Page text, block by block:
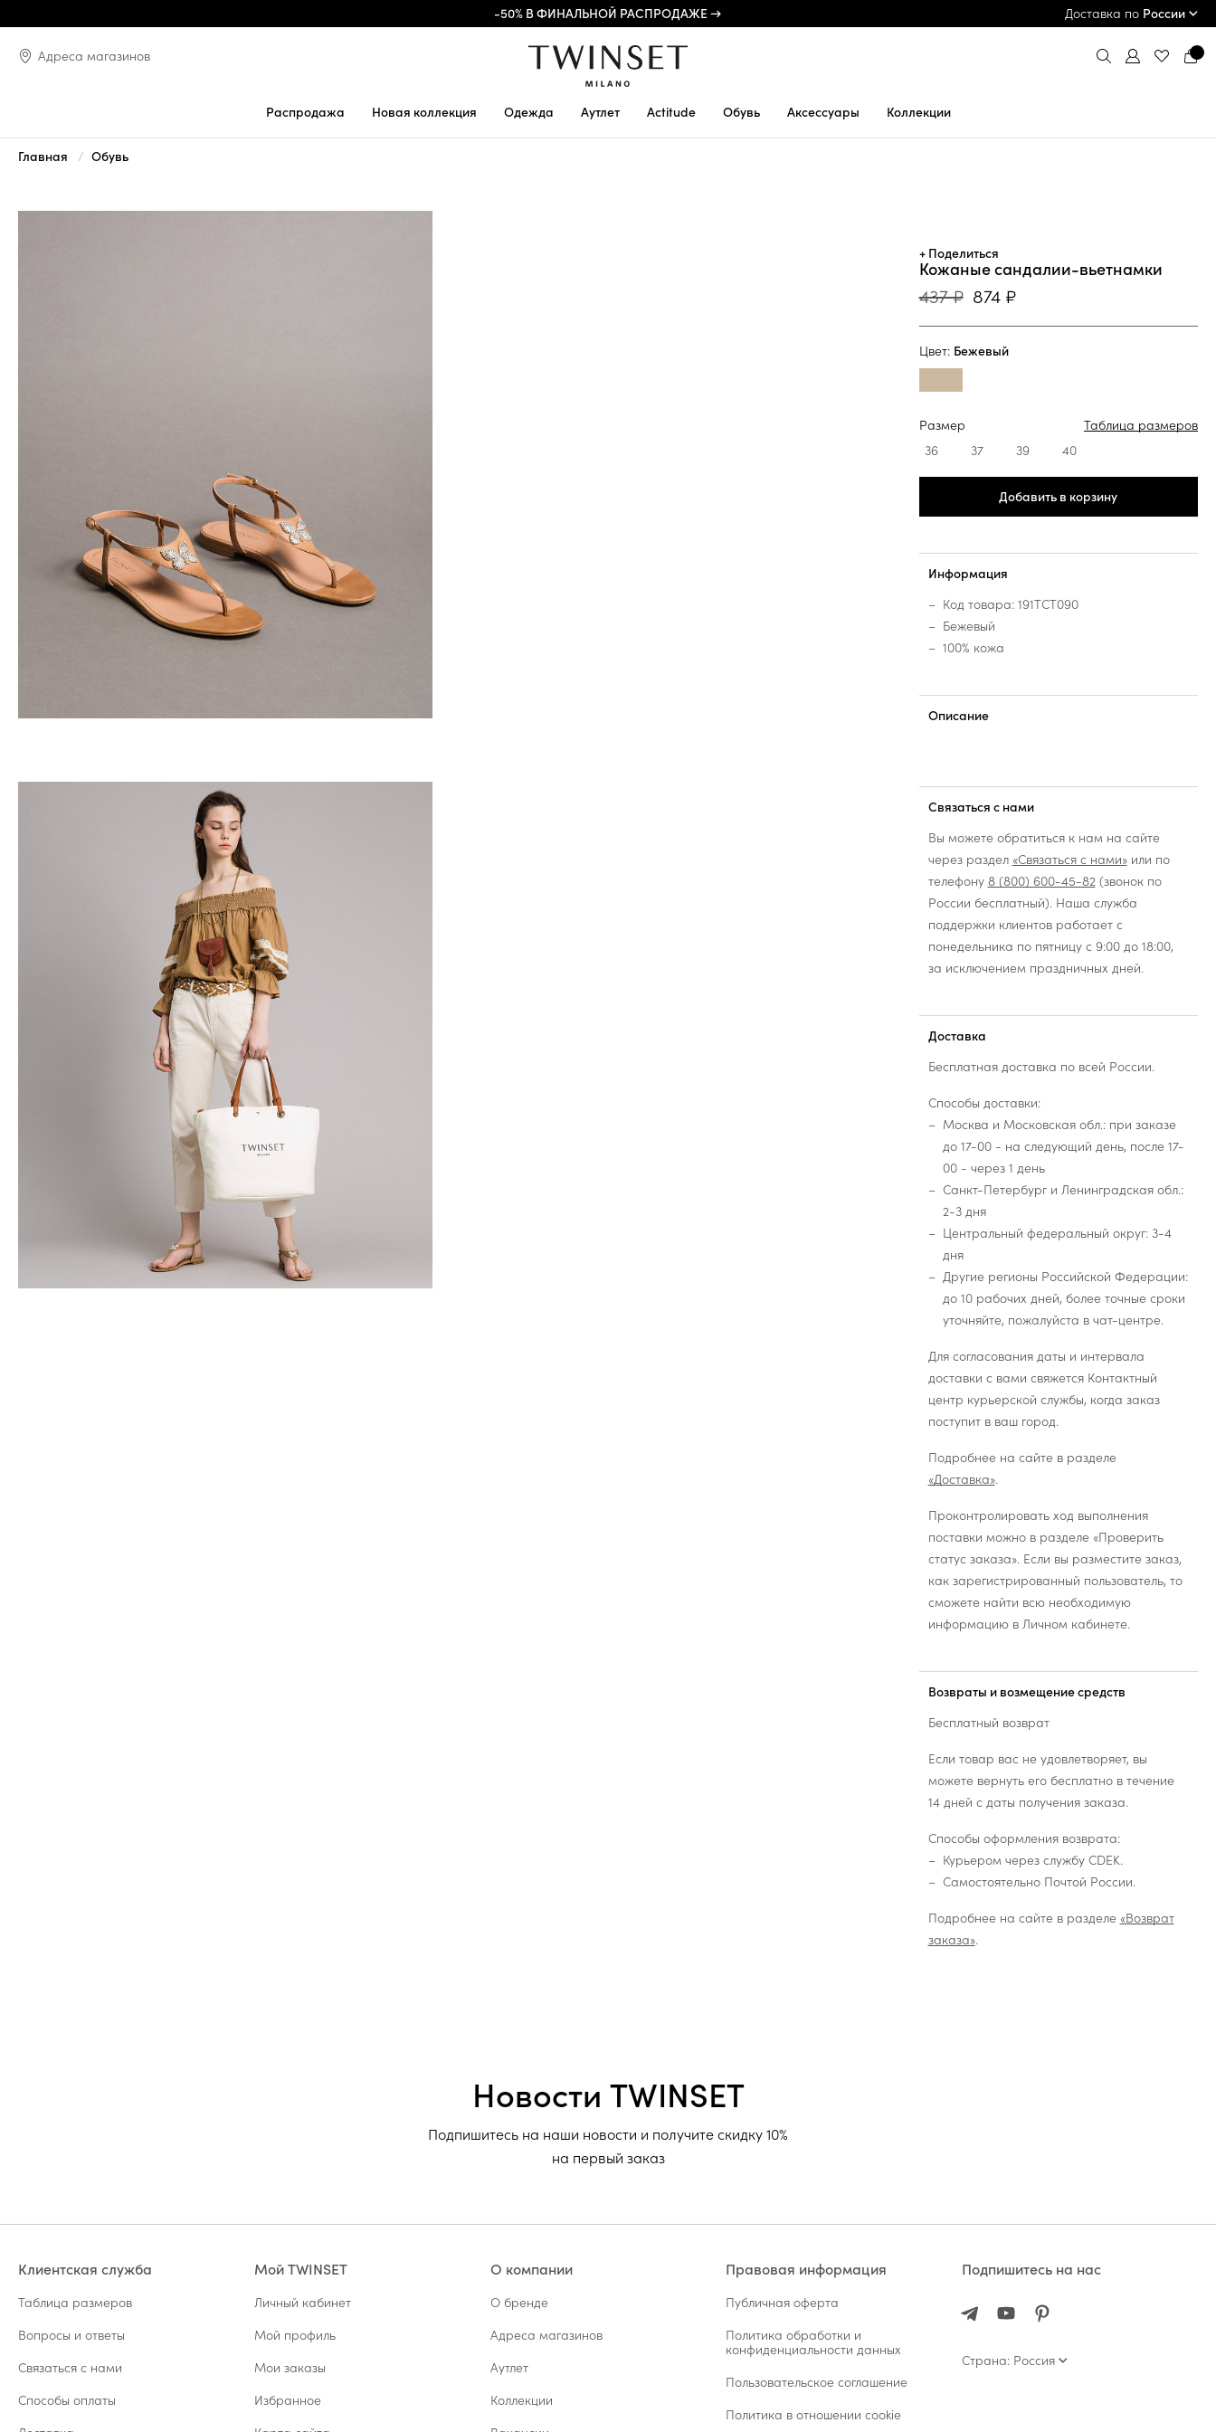
-50% В ФИНАЛЬНОЙ РАСПРОДАЖЕ → ПРИМЕРКА И ОПЛАТА ПРИ ПОЛУЧЕНИИ*
Доставка по России
Адреса магазинов
Распродажа Новая коллекция Одежда Аутлет Actitude Обувь Аксессуары Коллекции
Главная Обувь
+ Поделиться
Кожаные сандалии-вьетнамки
437 ₽ 874 ₽
Цвет: Бежевый
Размер
Таблица размеров
36
37 39 40
Добавить в корзину
Информация
Код товара: 191TCT090
Бежевый
100% кожа
Описание
Связаться с нами
Вы можете обратиться к нам на сайте
через раздел «Связаться с нами»или по
телефону 8 (800) 600-45-82(звонок по
России бесплатный). Наша служба
поддержки клиентов работает с
понедельника по пятницу с 9:00 до 18:00,
за исключением праздничных дней.
Доставка
Бесплатная доставка по всей России.
Способы доставки:
Москва и Московская обл.: при заказе
до 17-00 - на следующий день, после 17-
00 - через 1 день
Санкт-Петербург и Ленинградская обл.:
2-3 дня
Центральный федеральный округ: 3-4
дня
Другие регионы Российской Федерации:
до 10 рабочих дней, более точные сроки
уточняйте, пожалуйста в чат-центре.
Для согласования даты и интервала
доставки с вами свяжется Контактный
центр курьерской службы, когда заказ
поступит в ваш город.
Подробнее на сайте в разделе
«Доставка».
Проконтролировать ход выполнения
поставки можно в разделе «Проверить
статус заказа». Если вы разместите заказ,
как зарегистрированный пользователь, то
сможете найти всю необходимую
информацию в Личном кабинете.
Возвраты и возмещение средств
Бесплатный возврат
Если товар вас не удовлетворяет, вы
можете вернуть его бесплатно в течение
14 дней с даты получения заказа.
Способы оформления возврата:
Курьером через службу CDEK.
Самостоятельно Почтой России.
Подробнее на сайте в разделе «Возврат
заказа».
Новости TWINSET
Подпишитесь на наши новости и получите скидку 10%
на первый заказ
Клиентская служба
Таблица размеров
Вопросы и ответы
Связаться с нами
Способы оплаты
Мой TWINSET
Личный кабинет
Мой профиль
Мои заказы
Избранное
О компании
О бренде
Адреса магазинов
Аутлет
Коллекции
Правовая информация
Публичная оферта
Политика обработки и
конфиденциальности данных
Пользовательское соглашение
Политика в отношении cookie
Подпишитесь на нас
Страна: Россия